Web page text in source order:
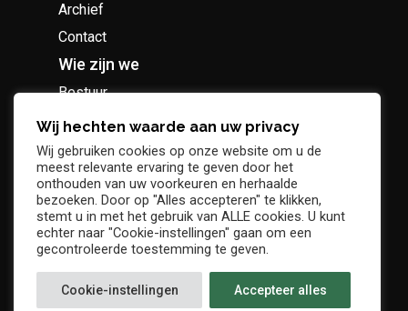
Archief
Contact
Wie zijn we
Bestuur
Geschiedenis
Supportersclub
Socio Business Club
Wij hechten waarde aan uw privacy
Wij gebruiken cookies op onze website om u de
meest relevante ervaring te geven door het
onthouden van uw voorkeuren en herhaalde
bezoeken. Door op "Alles accepteren" te klikken,
stemt u in met het gebruik van ALLE cookies. U kunt
echter naar "Cookie-instellingen" gaan om een
gecontroleerde toestemming te geven.
Cookie-instellingen Accepteer alles